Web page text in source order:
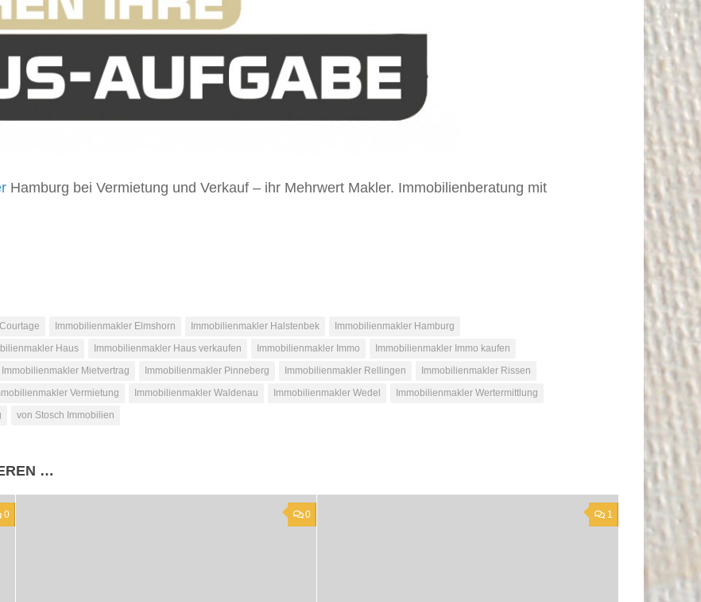
Hamburg bei Vermietung und Verkauf – ihr Mehrwert Makler. Immobilienberatung mit
Immobilienmakler Elmshorn Immobilienmakler Halstenbek
Immobilienmakler Hamburg
Haus Immobilienmakler Haus verkaufen Immobilienmakler Immo
Immobilienmakler Immo kaufen
Immobilienmakler Mietvertrag Immobilienmakler Pinneberg Immobilienmakler Rellingen
Immobilienmakler Rissen
Vermietung Immobilienmakler Waldenau Immobilienmakler Wedel
Immobilienmakler Wertermittlung
von Stosch Immobilien
…
0 0 1